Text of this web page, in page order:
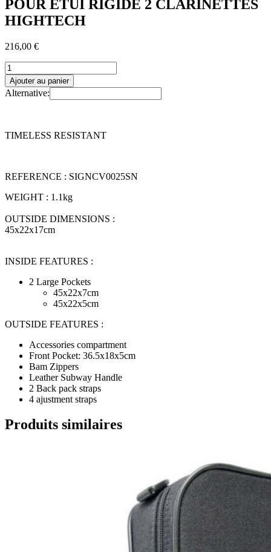
POUR ETUI RIGIDE 2 CLARINETTES
HIGHTECH
216,00 €
quantité
de
MALETTE
WEEKENDER
ETUI
HIGHTECH
Ajouter au panier
Alternative:
TIMELESS RESISTANT
REFERENCE : SIGNCV0025SN
WEIGHT : 1.1kg
OUTSIDE DIMENSIONS :
45x22x17cm
INSIDE FEATURES :
2 Large Pockets
45x22x7cm
45x22x5cm
OUTSIDE FEATURES :
Accessories compartment
Front Pocket: 36.5x18x5cm
Bam Zippers
Leather Subway Handle
2 Back pack straps
4 ajustment straps
Produits similaires